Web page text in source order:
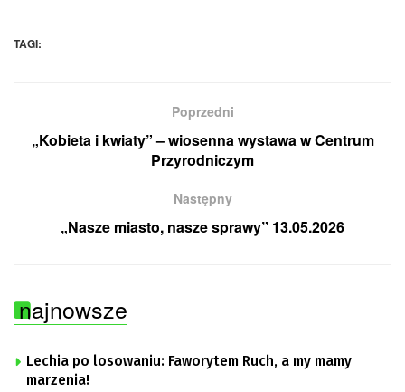
TAGI:
Poprzedni
„Kobieta i kwiaty” – wiosenna wystawa w Centrum
Przyrodniczym
Następny
„Nasze miasto, nasze sprawy” 13.05.2026
najnowsze
Lechia po losowaniu: Faworytem Ruch, a my mamy
marzenia!